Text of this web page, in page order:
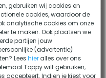
Flow Biofill Set
6 beoordelingen
10.000 liter
UV-C: 18 watt
doorstroming: 5000 l/u
gebruiken wij cookies en
cookies, waardoor de
analytische cookies om onze
te maken. Ook plaatsen we
partijen jouw
(advertentie)
Leeshier alles over ons
Toppy wilt gebruiken,
accepteert. Indien je kiest voor